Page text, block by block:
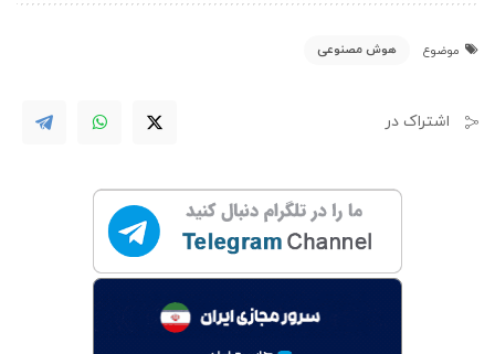
موضوع هوش مصنوعی
اشتراک در